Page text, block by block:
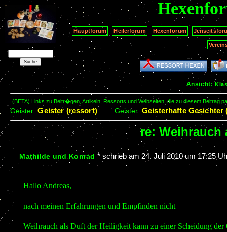
Hauptforum Heilerforum Hexenforum
Ansicht:
(BETA) Links zu Beitr�gen, Artikeln, Ressorts und Webseiten, die zu diesem Beitrag
Geister:Geister (ressort) Geister: Geisterhafte Gesichter
re: Weihrauch
Mathilde und Konrad *schrieb am 24. Juli 2010 um 17:25
Hallo Andreas,
nach meinen Erfahrungen und Empfinden nicht
Weihrauch als Duft der Heiligkeit kann zu einer Scheidung der